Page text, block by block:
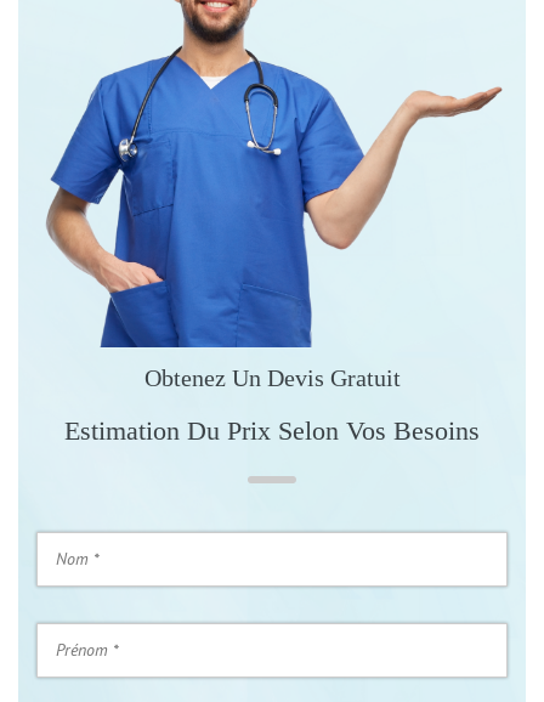
Obtenez Un Devis Gratuit
Estimation Du Prix Selon Vos Besoins